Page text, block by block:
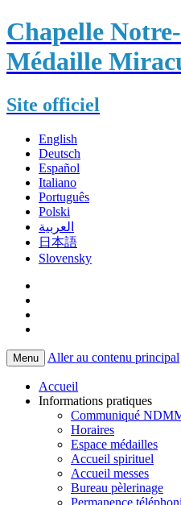
Chapelle
Médaille
Site officiel
English
Deutsch
Español
Italiano
Português
Polski
العربية
日本語
Slovensky
Menu Aller au contenu principal
Accueil
Informations pratiques
Communiqué
Horaires
Espace médailles
Accueil spirituel
Accueil messes
Bureau pèlerinage
Permanence